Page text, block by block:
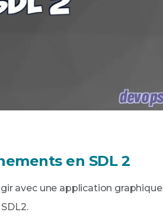
en SDL 2
avec une application graphique